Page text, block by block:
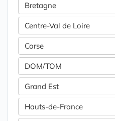
Bretagne
Centre-Val de Loire
Corse
DOM/TOM
Grand Est
Hauts-de-France